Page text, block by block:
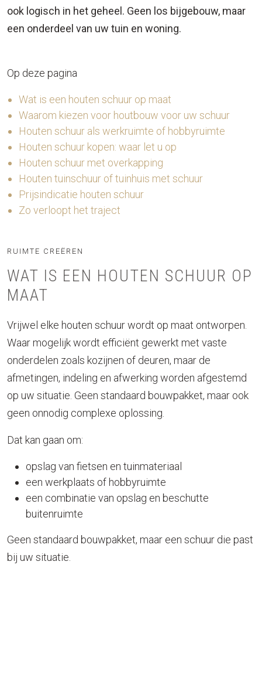
ook logisch in het geheel. Geen los bijgebouw, maar
een onderdeel van uw tuin en woning.
Op deze pagina
Wat is een houten schuur op maat
Waarom kiezen voor houtbouw voor uw schuur
Houten schuur als werkruimte of hobbyruimte
Houten schuur kopen: waar let u op
Houten schuur met overkapping
Houten tuinschuur of tuinhuis met schuur
Prijsindicatie houten schuur
Zo verloopt het traject
RUIMTE CREËREN
WAT IS EEN HOUTEN SCHUUR OP
MAAT
Vrijwel elke houten schuur wordt op maat ontworpen.
Waar mogelijk wordt efficiënt gewerkt met vaste
onderdelen zoals kozijnen of deuren, maar de
afmetingen, indeling en afwerking worden afgestemd
op uw situatie. Geen standaard bouwpakket, maar ook
geen onnodig complexe oplossing.
Dat kan gaan om:
opslag van fietsen en tuinmateriaal
een werkplaats of hobbyruimte
een combinatie van opslag en beschutte
buitenruimte
Geen standaard bouwpakket, maar een schuur die past
bij uw situatie.